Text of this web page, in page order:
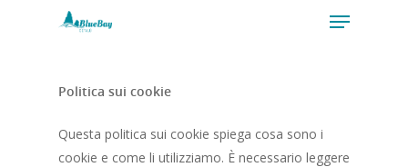
Politica sui cookie
Questa politica sui cookie spiega cosa sono i
cookie e come li utilizziamo. È necessario leggere